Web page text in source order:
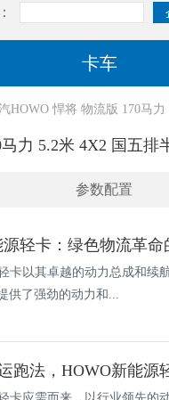
卡车
HOWO 悍将 物流版 170马
力 5.2米 4X2 国五排
参数配置
源轻卡：绿色物流革命
卡以其卓越的动力总成和续
供了强劲的动力和...